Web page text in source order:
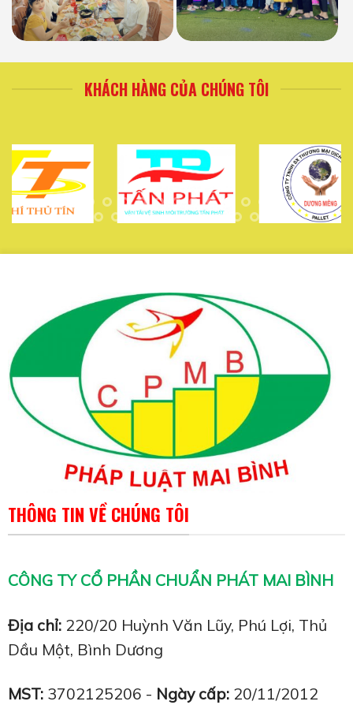
KHÁCH HÀNG CỦA CHÚNG TÔI
THÔNG TIN VỀ CHÚNG TÔI
CÔNG TY CỔ PHẦN CHUẨN PHÁT MAI BÌNH
Địa chỉ: 220/20 Huỳnh Văn Lũy, Phú Lợi, Thủ
Dầu Một, Bình Dương
MST: 3702125206 - Ngày cấp: 20/11/2012